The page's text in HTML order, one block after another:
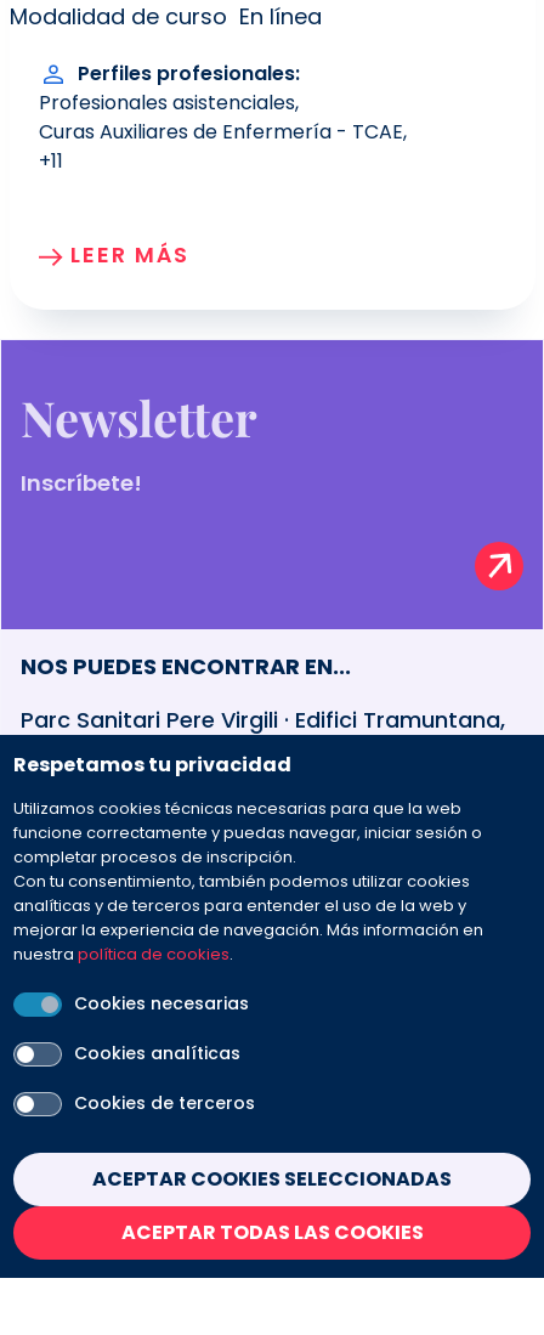
Respetamos tu privacidad
Utilizamos cookies técnicas necesarias para que la web
funcione correctamente y puedas navegar, iniciar sesión o
completar procesos de inscripción.
Con tu consentimiento, también podemos utilizar cookies
analíticas y de terceros para entender el uso de la web y
mejorar la experiencia de navegación. Más información en
nuestrapolítica de cookies.
Cookies necesarias
Cookies analíticas
Cookies de terceros
ACEPTAR COOKIES SELECCIONADAS
ACEPTAR TODAS LAS COOKIES
Withdraw consent
Modalidad de curso En línea
Perfiles profesionales
Profesionales asistenciales
Curas Auxiliares de Enfermería - TCAE
+11
LEER MÁS
Newsletter
Inscríbete!
NOS PUEDES ENCONTRAR EN...
Parc Sanitari Pere Virgili · Edifici Tramuntana,
baixos Esteve Terradas, 30 · 08023 Barcelona
932 594 381
Preguntas frecuentes
Envíanos tu mensaje
PEU
SÍGUENOS